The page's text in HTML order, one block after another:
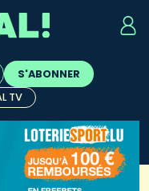
sont
S'ABONNER
TV